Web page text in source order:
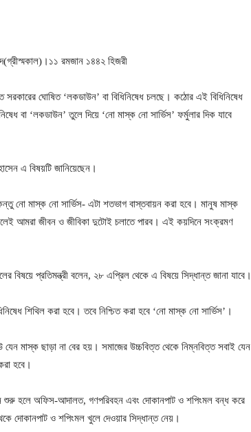
রমজান ১৪৪২ হিজরী
ঘোষিত ‘লকডাউন’ বা বিধিনিষেধ চলছে। কঠোর এই বিধিনিষেধ
বা ‘লকডাউন’ তুলে দিয়ে ‘নো মাস্ক নো সার্ভিস’ ফর্মুলার দিক যাবে
এ বিষয়টি জানিয়েছেন।
নো মাস্ক নো সার্ভিস- এটা শতভাগ বাস্তবায়ন করা হবে। মানুষ মাস্ক
আমরা জীবন ও জীবিকা দুটোই চলাতে পারব। এই কয়দিনে সংক্রমণ
বিষয়ে প্রতিমন্ত্রী বলেন, ২৮ এপ্রিল থেকে এ বিষয়ে সিদ্ধান্ত জানা যাবে।
শিথিল করা হবে। তবে নিশ্চিত করা হবে ‘নো মাস্ক নো সার্ভিস’।
মাস্ক ছাড়া না বের হয়। সমাজের উচ্চবিত্ত থেকে নিম্নবিত্ত সবাই যেন
হবে।
হলে অফিস-আদালত, গণপরিবহন এবং দোকানপাট ও শপিংমল বন্ধ করে
দোকানপাট ও শপিংমল খুলে দেওয়ার সিদ্ধান্ত নেয়।